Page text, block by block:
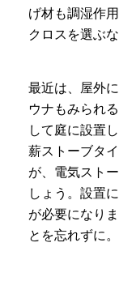
げ材も調湿作
クロスを選ぶ
最近は、屋外
ウナもみられ
して庭に設置
薪ストーブタ
が、電気スト
しょう。設置
が必要になり
とを忘れずに。